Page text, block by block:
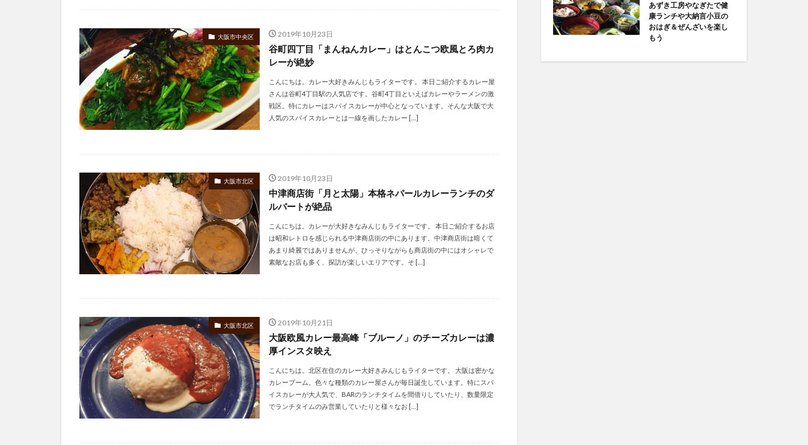
大阪市中央区 2019年10月23日
谷町四丁目「まんねんカレー」はとんこつ欧風とろ肉カ
レーが絶妙
こんにちは。カレー大好きみんじもライターです。 本日ご紹介するカレー屋
さんは谷町4丁目駅の人気店です。谷町4丁目といえばカレーやラーメンの激
戦区。特にカレーはスパイスカレーが中心となっています。そんな大阪で大
人気のスパイスカレーとは一線を画したカレー […]
大阪市北区 2019年10月23日
中津商店街「月と太陽」本格ネパールカレーランチのダ
ルバートが絶品
こんにちは。カレーが大好きなみんじもライターです。 本日ご紹介するお店
は昭和レトロを感じられる中津商店街の中にあります。中津商店街は暗くて
あまり綺麗ではありませんが、ひっそりながらも商店街の中にはオシャレで
素敵なお店も多く、探訪が楽しいエリアです。そ […]
大阪市北区 2019年10月21日
大阪欧風カレー最高峰「ブルーノ」のチーズカレーは濃
厚インスタ映え
こんにちは。北区在住のカレー大好きみんじもライターです。 大阪は密かな
カレーブーム。色々な種類のカレー屋さんが毎日誕生しています。特にスパ
イスカレーが大人気で、BARのランチタイムを間借りしていたり、数量限定
でランチタイムのみ営業していたりと様々なお […]
あずき工房やなぎたで健
康ランチや大納言小豆の
おはぎ＆ぜんざいを楽し
もう